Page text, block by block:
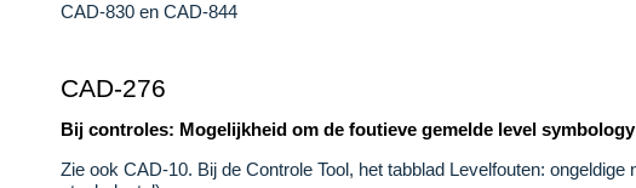
CAD-830 en CAD-844
CAD-276
Bij controles: Mogelijkheid om de foutieve gemelde level
Zie ook CAD-10. Bij de Controle Tool, het tabblad Levelfouten: